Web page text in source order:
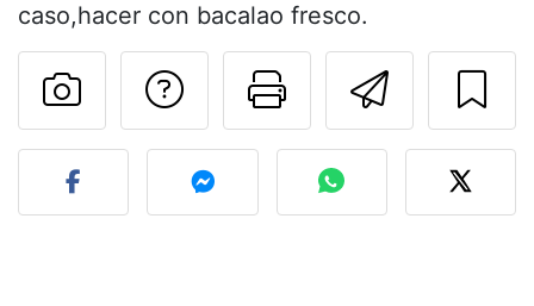
caso,hacer con bacalao fresco.
Imprimir
Preguntar al autor
Publicar la foto de esta